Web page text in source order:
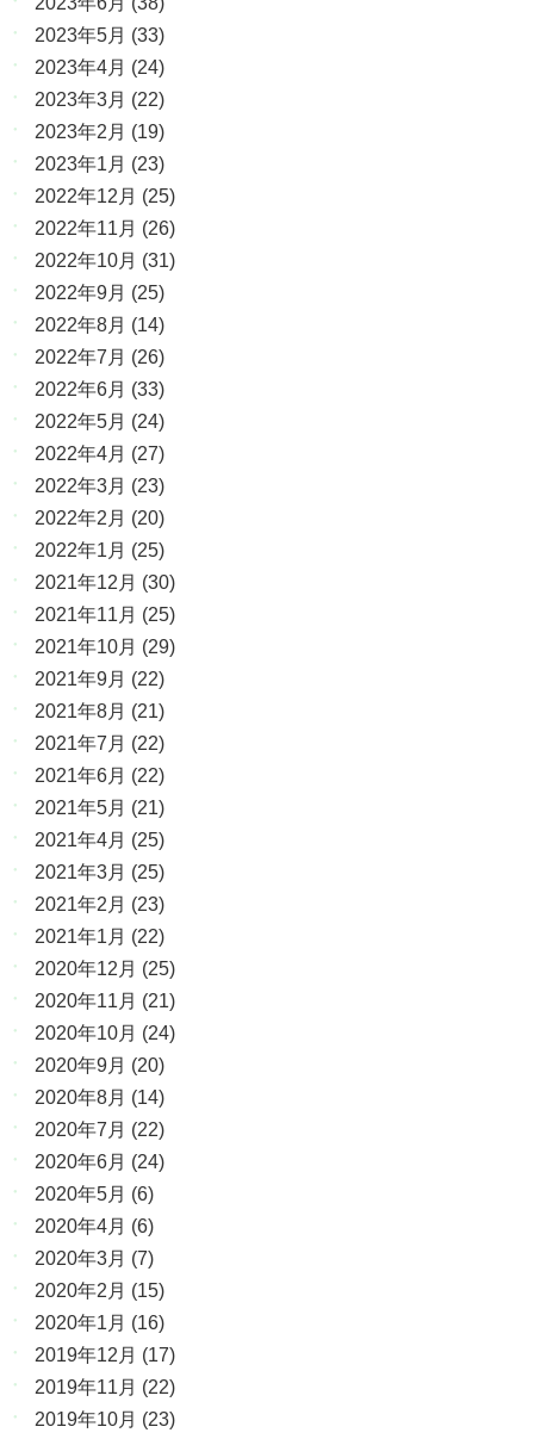
2023年5月 (33)
2023年4月 (24)
2023年3月 (22)
2023年2月 (19)
2023年1月 (23)
2022年12月 (25)
2022年11月 (26)
2022年10月 (31)
2022年9月 (25)
2022年8月 (14)
2022年7月 (26)
2022年6月 (33)
2022年5月 (24)
2022年4月 (27)
2022年3月 (23)
2022年2月 (20)
2022年1月 (25)
2021年12月 (30)
2021年11月 (25)
2021年10月 (29)
2021年9月 (22)
2021年8月 (21)
2021年7月 (22)
2021年6月 (22)
2021年5月 (21)
2021年4月 (25)
2021年3月 (25)
2021年2月 (23)
2021年1月 (22)
2020年12月 (25)
2020年11月 (21)
2020年10月 (24)
2020年9月 (20)
2020年8月 (14)
2020年7月 (22)
2020年6月 (24)
2020年5月 (6)
2020年4月 (6)
2020年3月 (7)
2020年2月 (15)
2020年1月 (16)
2019年12月 (17)
2019年11月 (22)
2019年10月 (23)